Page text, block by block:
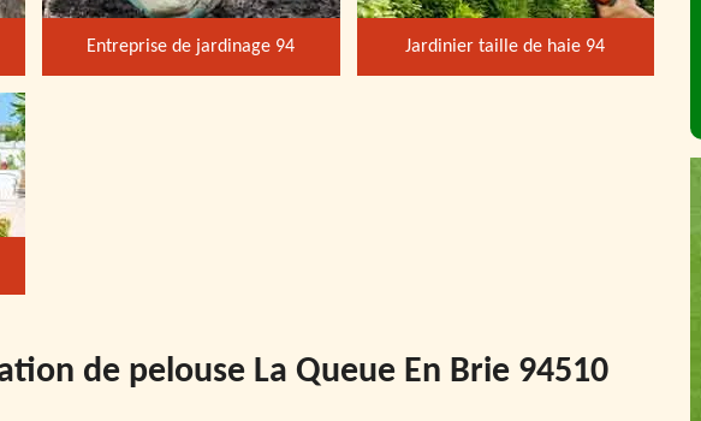
Entreprise de jardinage 94 Jardinier taille de haie 94
de pelouse La Queue En Brie 94510